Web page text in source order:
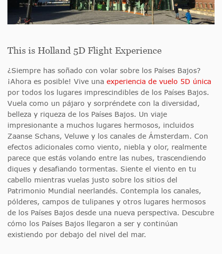
This is Holland 5D Flight Experience
¿Siempre has soñado con volar sobre los Países Bajos?
¡Ahora es posible! Vive una experiencia de vuelo 5D única
por todos los lugares imprescindibles de los Países Bajos.
Vuela como un pájaro y sorpréndete con la diversidad,
belleza y riqueza de los Países Bajos. Un viaje
impresionante a muchos lugares hermosos, incluidos
Zaanse Schans, Veluwe y los canales de Ámsterdam. Con
efectos adicionales como viento, niebla y olor, realmente
parece que estás volando entre las nubes, trascendiendo
diques y desafiando tormentas. Siente el viento en tu
cabello mientras vuelas justo sobre los sitios del
Patrimonio Mundial neerlandés. Contempla los canales,
pólderes, campos de tulipanes y otros lugares hermosos
de los Países Bajos desde una nueva perspectiva. Descubre
cómo los Países Bajos llegaron a ser y continúan
existiendo por debajo del nivel del mar.